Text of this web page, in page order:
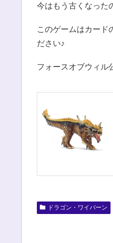
今はもう古くなった
このゲームはカード
ださい♪
フォースオブウィル
ドラゴン・ワイバーン